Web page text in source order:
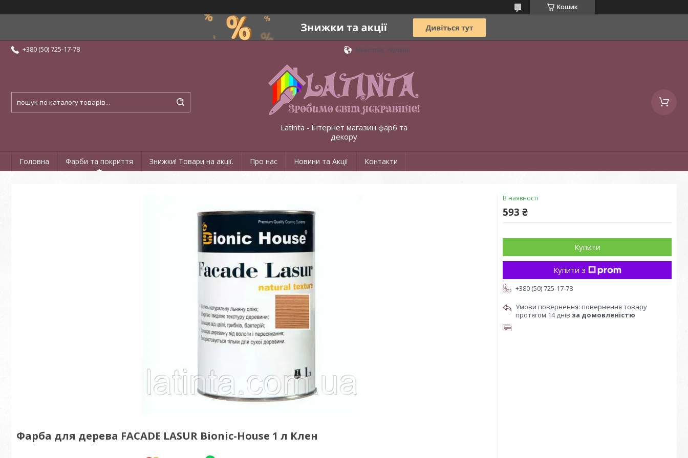
Кошик
+380 (50) 725-17-78 Миколаїв, Україна
Latinta - інтернет магазин фарб та
декору
Головна Фарби та покриття Знижки! Товари на акції. Про нас Новини та Акції Контакти
Фарба для дерева FACADE LASUR Bionic-House 1 л Клен
В наявності
593 ₴
Купити
Купити з
+380 (50) 725-17-78
повернення товару
протягом 14 днів за домовленістю